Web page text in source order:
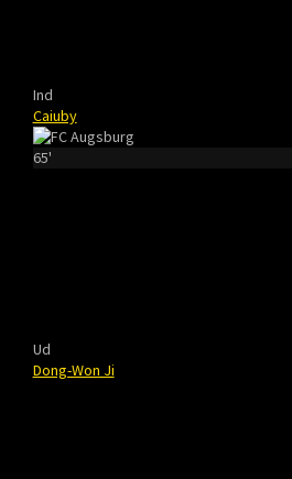
Ind
Caiuby
65'
Ud
Dong-Won Ji